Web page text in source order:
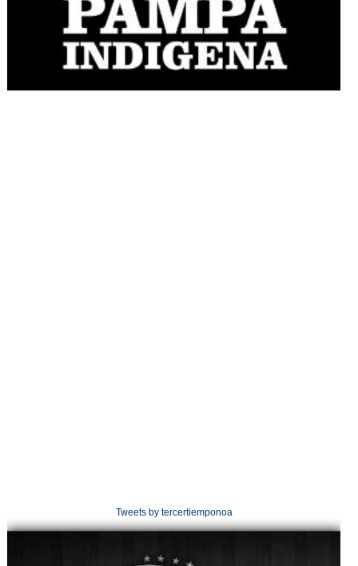
Tweets by tercertiemponoa